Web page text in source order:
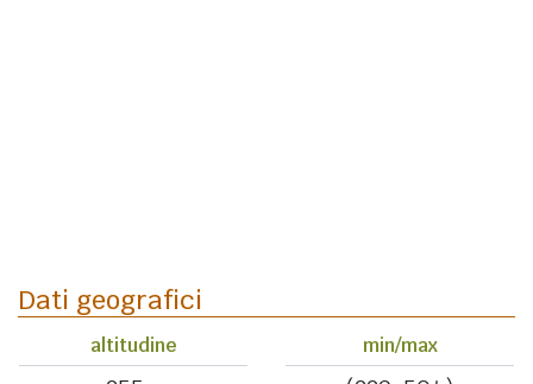
Dati geografici
altitudine min/max